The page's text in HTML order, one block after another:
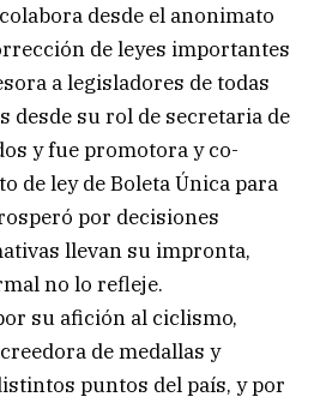
desde el anonimato
de leyes importantes
a legisladores de todas
desde su rol de secretaria de
y fue promotora y co-
de ley de Boleta Única para
por decisiones
llevan su impronta,
no lo refleje.
su afición al ciclismo,
de medallas y
puntos del país, y por